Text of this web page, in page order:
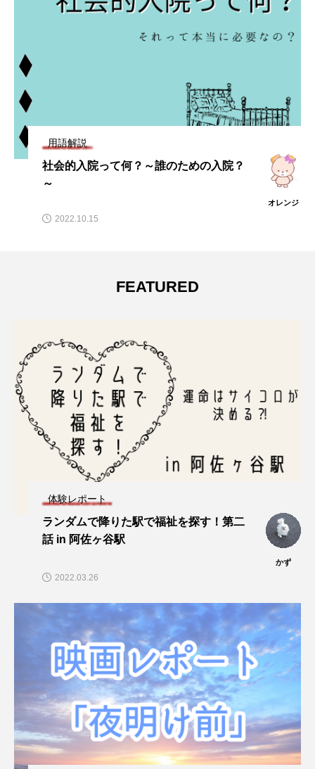
用語解説
社会的入院って何？～誰のための入院？
～
オレンジ
2022.10.15
FEATURED
体験レポート
ランダムで降りた駅で福祉を探す！第二
話 in 阿佐ヶ谷駅
かず
2022.03.26